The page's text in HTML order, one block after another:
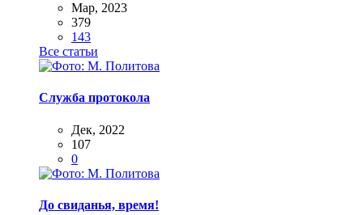
Мар, 2023
379
143
Все статьи
Служба протокола
Дек, 2022
107
0
До свиданья, время!